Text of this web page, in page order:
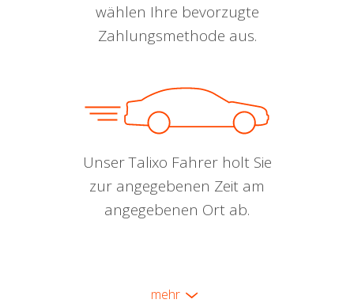
wählen Ihre bevorzugte
Zahlungsmethode aus.
Unser Talixo Fahrer holt Sie
zur angegebenen Zeit am
angegebenen Ort ab.
mehr